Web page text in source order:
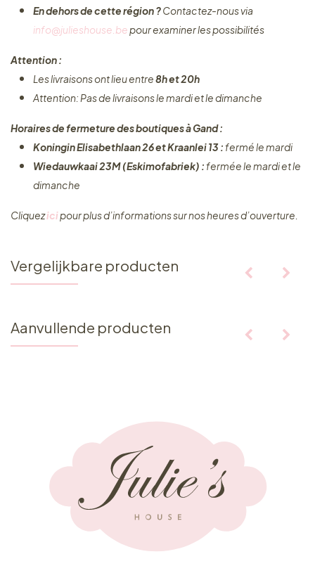
En dehors de cette région ?Contactez-nous via
info@julieshouse.bepour examiner les possibilités
Attention :
Les livraisons ont lieu entre8h et 20h
Attention: Pas de livraisons le mardi et le dimanche
Horaires de fermeture des boutiques à Gand :
Koningin Elisabethlaan 26 et Kraanlei 13 :fermé le mardi
Wiedauwkaai 23M (Eskimofabriek) :fermée le mardi et le
dimanche
Cliquez ​icipour plus d’informations sur nos heures d’ouverture.
Vergelijkbare producten
Aanvullende producten